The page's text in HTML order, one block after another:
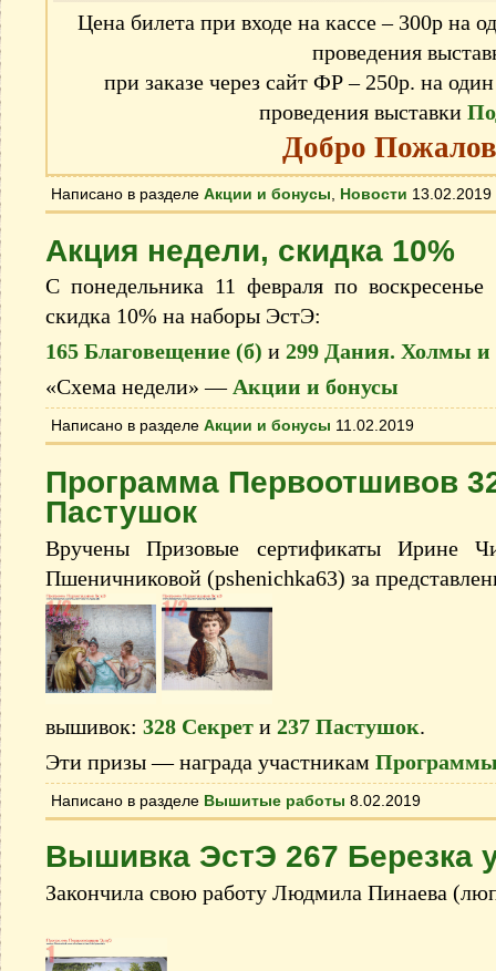
Цена билета при входе на кассе – 300р на
проведения
при заказе через сайт ФР – 250р. на
проведения выставки
Добро
Написано в разделе Акции и бонусы, Новости 13.02.2019
Акция недели, скидка 10%
С понедельника 11 февраля по воскресенье
скидка 10% на наборы ЭстЭ:
165 Благовещение (б) и 299 Дания. Холмы и
«Схема недели» — Акции и бонусы
Написано в разделе Акции и бонусы 11.02.2019
Программа Первоотшивов
Пастушок
Вручены Призовые сертификаты Ирине
Пшеничниковой (pshenichka63) за
вышивок: 328 Секрет и 237 Пастушок.
Эти призы — награда участникам
Написано в разделе Вышитые работы 8.02.2019
Вышивка ЭстЭ 267 Березка
Закончила свою работу Людмила Пинаева